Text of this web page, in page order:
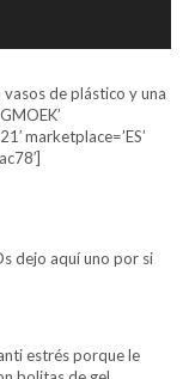
vasos de plástico y una
marketplace=’ES’
dejo aquí uno por si
estrés porque le